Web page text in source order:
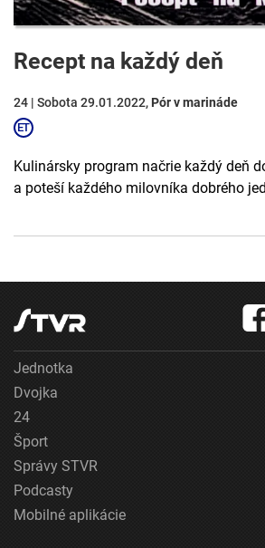
Recept na každý deň
24 | Sobota 29.01.2022, Pór v marináde
Kulinársky program načrie každý deň
a poteší každého milovníka dobrého
Jednotka
Dvojka
24
Šport
Správy STVR
Podcasty
Mobilné aplikácie